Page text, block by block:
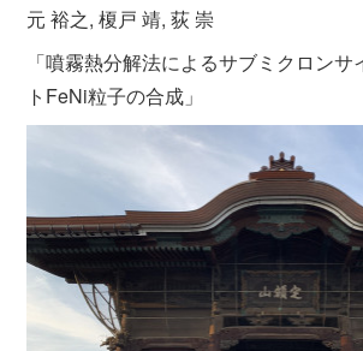
元 裕之, 榎戸 靖, 荻 崇
「噴霧熱分解法によるサブミクロン
トFeNi粒子の合成」